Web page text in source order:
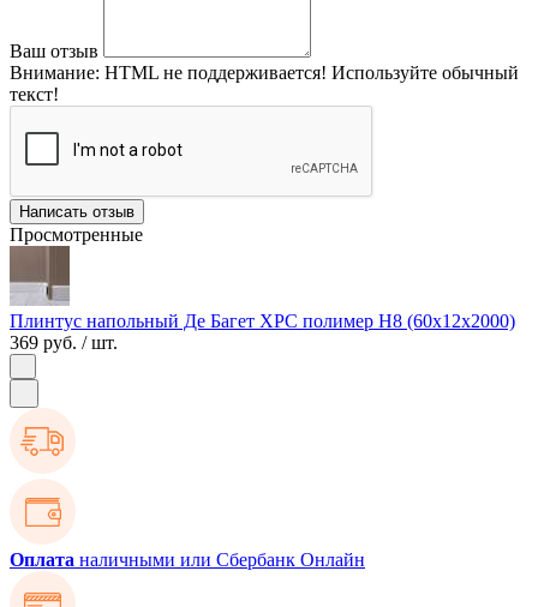
Ваш отзыв
Внимание: HTML не поддерживается! Используйте обычный
текст!
Написать отзыв
Просмотренные
Плинтус напольный Де Багет XPC полимер H8 (60х12х2000)
369 руб. / шт.
Оплата наличными или Сбербанк Онлайн